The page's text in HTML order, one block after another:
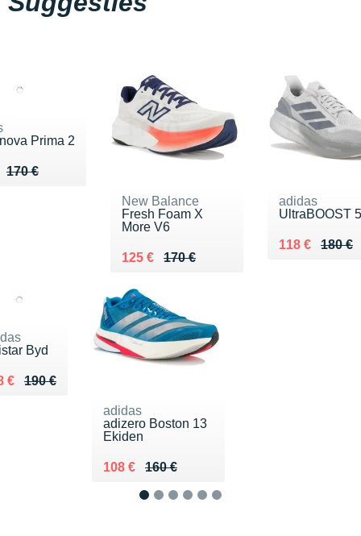
Prima 2
170 €
de 170 €
112 €
New Balance
Fresh Foam X
More V6
170 €
Au lieu de 170 €
125 €
Vendu 125 €
adidas
UltraBOOST
180 €
Au lieu de
118 €
Vendu 118 €
Byd
190 €
de 190 €
€ 128 €
adidas
adizero Boston 13
Ekiden
160 €
Au lieu de 160 €
108 €
Vendu 108 €